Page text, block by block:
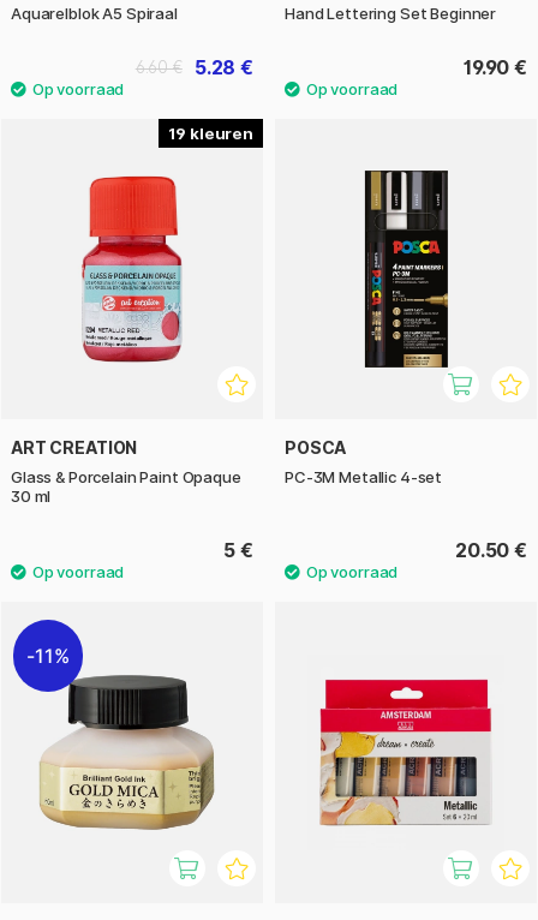
Aquarelblok A5 Spiraal
5.28 €
6.60 €
Hand Lettering Set Beginner
19.90 €
19
ART CREATION
Glass & Porcelain Paint Opaque
30 ml
5 €
POSCA
PC-3M Metallic 4-set
20.50 €
11%